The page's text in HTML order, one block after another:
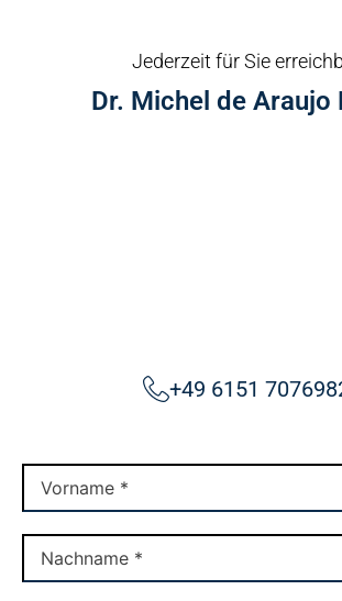
Jederzeit für Sie
Dr. Michel de Araujo
+49 6151